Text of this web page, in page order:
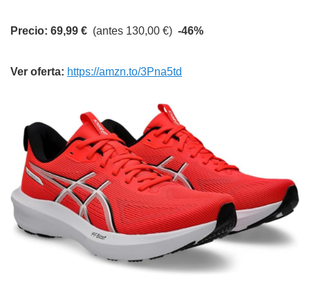
Precio: 69,99 € (antes 130,00 €) -46%
Ver oferta: https://amzn.to/3Pna5td